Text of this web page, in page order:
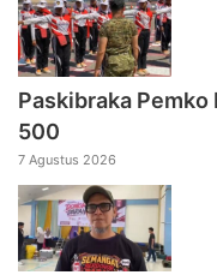
Paskibraka Pemko
500
7 Agustus 2026